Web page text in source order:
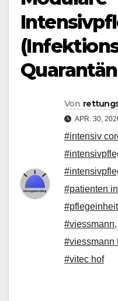
Von
APR. 30,
#intensiv
#patienten
#viessmann,
#viessmann
#vitec hof